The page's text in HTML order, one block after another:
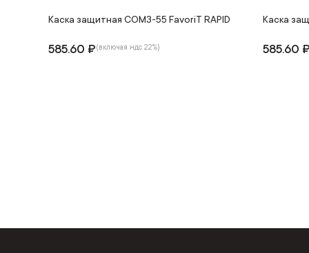
Каска защитная СОМЗ-55 FavoriT RAPID
585.60 ₽(включая ндс 22%)
Каска
585.60